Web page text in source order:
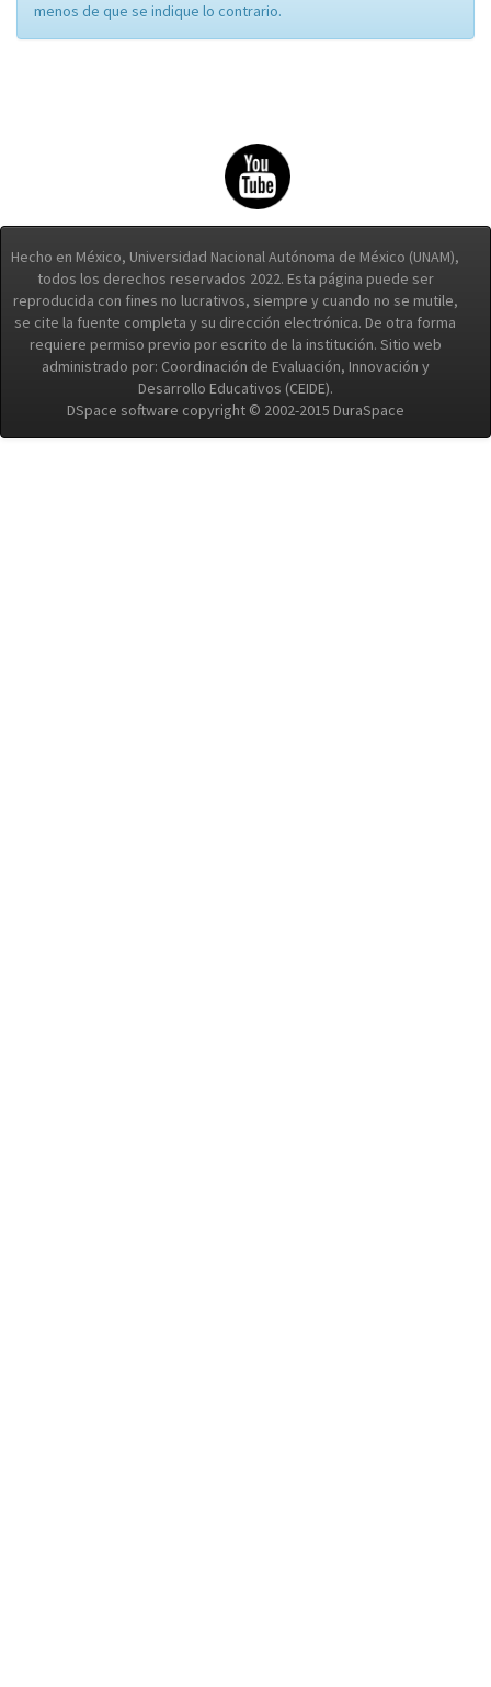
menos de que se indique lo contrario.
Hecho en México, Universidad Nacional Autónoma de México (UNAM),
todos los derechos reservados 2022. Esta página puede ser
reproducida con fines no lucrativos, siempre y cuando no se mutile,
se cite la fuente completa y su dirección electrónica. De otra forma
requiere permiso previo por escrito de la institución. Sitio web
administrado por: Coordinación de Evaluación, Innovación y
Desarrollo Educativos (CEIDE).
DSpace software copyright © 2002-2015 DuraSpace